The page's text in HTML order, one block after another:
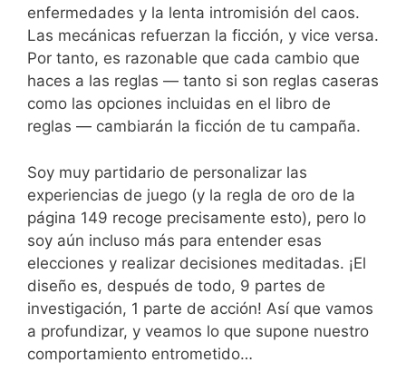
enfermedades y la lenta intromisión del caos.
Las mecánicas refuerzan la ficción, y vice versa.
Por tanto, es razonable que cada cambio que
haces a las reglas — tanto si son reglas caseras
como las opciones incluidas en el libro de
reglas — cambiarán la ficción de tu campaña.
Soy muy partidario de personalizar las
experiencias de juego (y la regla de oro de la
página 149 recoge precisamente esto), pero lo
soy aún incluso más para entender esas
elecciones y realizar decisiones meditadas. ¡El
diseño es, después de todo, 9 partes de
investigación, 1 parte de acción! Así que vamos
a profundizar, y veamos lo que supone nuestro
comportamiento entrometido…